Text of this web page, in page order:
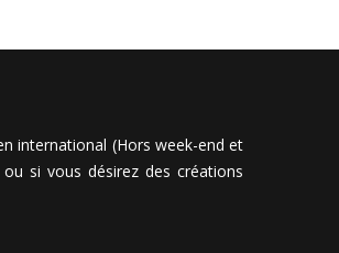
international (Hors week-end et
si vous désirez des créations